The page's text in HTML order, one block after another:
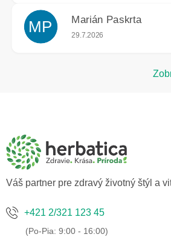
MP Marián Paskrta
Hodnotenie obchodu je 5 z
29.7.2026
Váš partner pre zdravý životný štýl a
+421 2/321 123 45